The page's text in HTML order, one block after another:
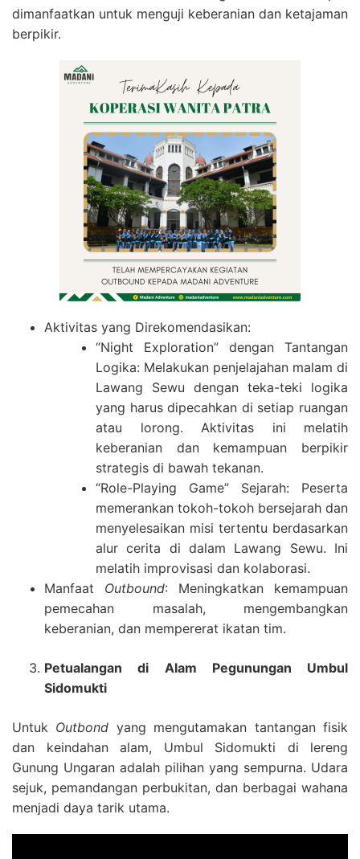
dimanfaatkan untuk menguji keberanian dan ketajaman
berpikir.
Aktivitas yang Direkomendasikan:
“Night Exploration” dengan Tantangan
Logika: Melakukan penjelajahan malam di
Lawang Sewu dengan teka-teki logika
yang harus dipecahkan di setiap ruangan
atau lorong. Aktivitas ini melatih
keberanian dan kemampuan berpikir
strategis di bawah tekanan.
“Role-Playing Game” Sejarah: Peserta
memerankan tokoh-tokoh bersejarah dan
menyelesaikan misi tertentu berdasarkan
alur cerita di dalam Lawang Sewu. Ini
melatih improvisasi dan kolaborasi.
Manfaat Outbound: Meningkatkan kemampuan
pemecahan masalah, mengembangkan
keberanian, dan mempererat ikatan tim.
Petualangan di Alam Pegunungan Umbul
Sidomukti
Untuk Outbond yang mengutamakan tantangan fisik
dan keindahan alam, Umbul Sidomukti di lereng
Gunung Ungaran adalah pilihan yang sempurna. Udara
sejuk, pemandangan perbukitan, dan berbagai wahana
menjadi daya tarik utama.